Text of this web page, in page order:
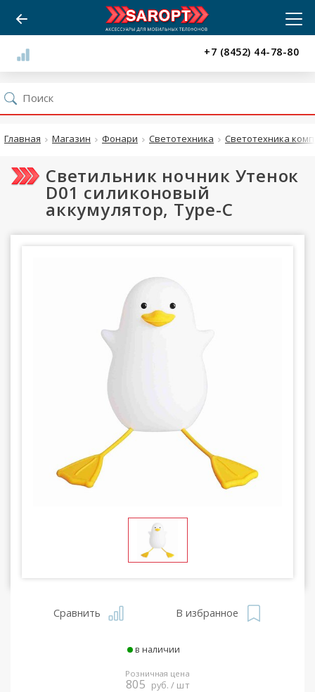
+7 (8452) 44-78-80
Главная Магазин Фонари Светотехника Светотехника
Светильник ночник Утенок
D01 силиконовый
аккумулятор, Type-C
Сравнить В избранное
в наличии
Розничная цена
805 руб. / шт